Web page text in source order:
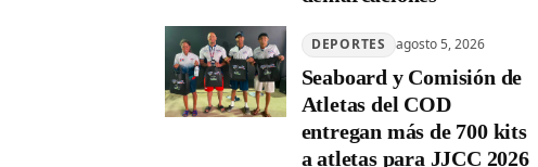
DEPORTES agosto 5, 2026
Seaboard y Comisión de
Atletas del COD
entregan más de 700 kits
a atletas para JJCC 2026